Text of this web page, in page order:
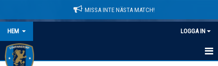
MISSA INTE NÄSTA MATCH!
HEM LOGGA IN